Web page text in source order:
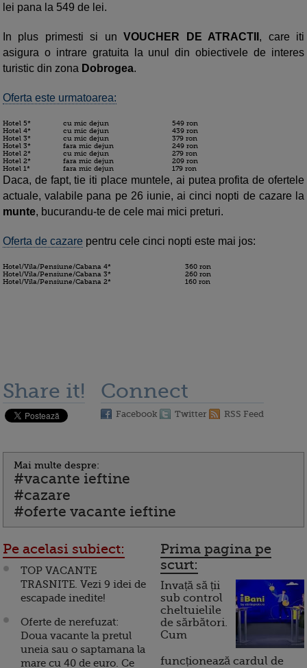
lei pana la 549 de lei.
In plus primesti si unVOUCHER DE ATRACTII , care iti
asigura o intrare gratuita la unul din obiectivele de interes
turistic din zona Dobrogea.
Oferta este urmatoarea:
Hotel 5* cu mic dejun
549 ron
Hotel 4*
cu mic dejun
439 ron
Hotel 3*
cu mic dejun
379 ron
Hotel 3*
fara mic dejun
249 ron
Hotel 2*
cu mic dejun
279 ron
Hotel 2*
fara mic dejun
209 ron
Hotel 1*
fara mic dejun 179 ron
Daca, de fapt, tie iti place muntele, ai putea profita de ofertele
actuale, valabile pana pe 26 iunie, ai cinci nopti de cazare la
munte, bucurandu-te de cele mai mici preturi.
Oferta de cazare pentru cele cinci nopti este mai jos:
Hotel/Vila/Pensiune/Cabana 4*
360 ron
Hotel/Vila/Pensiune/Cabana 3*
260 ron
Hotel/Vila/Pensiune/Cabana 2*
160 ron
Share it! Connect
Facebook Twitter RSS Feed
Mai multe despre:
#vacante ieftine
#cazare
#oferte vacante ieftine
Pe acelasi subiect:
TOP VACANTE
TRASNITE. Vezi 9 idei de
escapade inedite!
Oferte de nerefuzat:
Doua vacante la pretul
uneia sau o saptamana la
mare cu 40 de euro. Ce
Prima pagina pe
scurt:
Invață să ții
sub control
cheltuielile
de sărbători.
Cum
funcționează cardul de